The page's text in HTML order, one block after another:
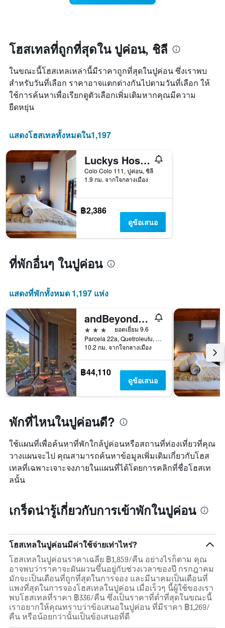
แกน
ราคา
เฉลี่ย
ของ
ห้อง
พัก
วัน
เข้า
พัก
แผนภูมิ
มี
แกน
แกน
แสดง
จำนวน
วัน
ก่อน
การ
เข้า
พัก
แผนภูมิ
มี
แกน
แกน
ราคา
ของ
ห้อง
พัก
โฮสเทลที่ถูกที่สุดใน ปูค่อน, ชิลี
ในขณะนี้โฮสเทลเหล่านี้มีราคาถูกที่สุดในปูค่อน ซึ่งเราพบ
สำหรับวันที่เลือก ราคาอาจแตกต่างกันไปตามวันที่เลือก ให้
ใช้การค้นหาเพื่อเรียกดูตัวเลือกเพิ่มเติมหากคุณมีความ
ยืดหยุ่น
แสดงโฮสเทลทั้งหมดใน1,197
Luckys Hostel
Colo Colo 111, ปูค่อน, ชิลี
1.9 กม. จากใจกลางเมือง
฿2,386
ดูข้อเสนอ
ที่พักอื่นๆ ในปูค่อน
แสดงที่พักทั้งหมด 1,197 แห่ง
andBeyond Vira Vira
3 ดาว
ยอดเยี่ยม 9.6
Parcela 22a, Quetroleufu, Pucon, ปูค่อน, ชิลี
10.2 กม. จากใจกลางเมือง
฿44,110
ดูข้อเสนอ
พักที่ไหนในปูค่อนดี?
ใช้แผนที่เพื่อค้นหาที่พักใกล้ปูค่อนหรือสถานที่ท่องเที่ยวที่คุณ
วางแผนจะไป คุณสามารถค้นหาข้อมูลเพิ่มเติมเกี่ยวกับโฮส
เทลที่เฉพาะเจาะจงภายในแผนที่ได้โดยการคลิกที่ชื่อโฮสเท
ลนั้น
เกร็ดน่ารู้เกี่ยวกับการเข้าพักในปูค่อน
โฮสเทลในปูค่อนมีค่าใช้จ่ายเท่าไหร่?
โฮสเทลในปูค่อนราคาเฉลี่ย ฿1,859/คืน อย่างไรก็ตาม คุณ
อาจพบว่าราคาจะผันผวนขึ้นอยู่กับช่วงเวลาของปี กรกฎาคม
มักจะเป็นเดือนที่ถูกที่สุดในการจอง และมีนาคมเป็นเดือนที่
แพงที่สุดในการจองโฮสเทลในปูค่อน เมื่อเร็วๆ นี้ผู้ใช้ของเรา
พบโฮสเทลที่ราคา ฿336/คืน ซึ่งเป็นราคาที่ต่ำที่สุดในขณะนี้
เราอยากให้คุณทราบว่าข้อเสนอในปูค่อน ที่มีราคา ฿1,269/
คืน หรือน้อยกว่านั้นเป็นข้อเสนอที่ดี